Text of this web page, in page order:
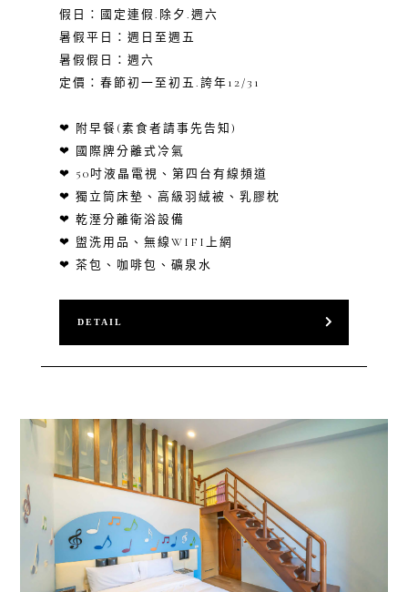
假日：國定連假.除夕.週六
暑假平日：週日至週五
暑假假日：週六
定價：春節初一至初五.誇年12/31
❤ 附早餐(素食者請事先告知)
❤ 國際牌分離式冷氣
❤ 50吋液晶電視、第四台有線頻道
❤ 獨立筒床墊、高級羽絨被、乳膠枕
❤ 乾溼分離衛浴設備
❤ 盥洗用品、無線WIFI上網
❤ 茶包、咖啡包、礦泉水
DETAIL